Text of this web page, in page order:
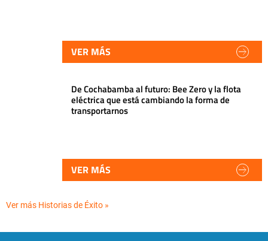
VER MÁS
De Cochabamba al futuro: Bee Zero y la flota
eléctrica que está cambiando la forma de
transportarnos
VER MÁS
Ver más Historias de Éxito »